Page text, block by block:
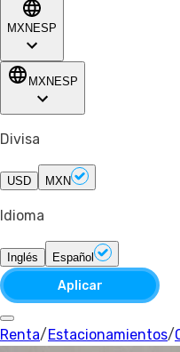
MXN ESP
MXN ESP
Divisa
USD MXN
Idioma
Inglés Español
Aplicar
Renta/Estacionamientos/